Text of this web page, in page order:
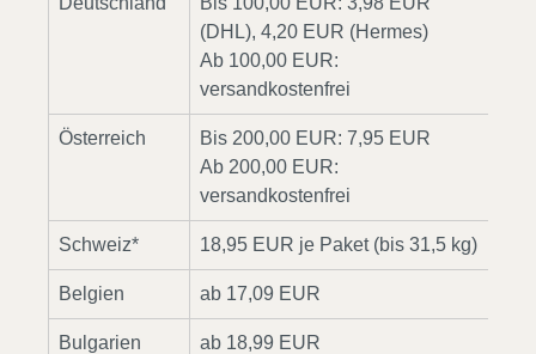
(DHL), 4,20 EUR (Hermes)
Ab 100,00 EUR:
versandkostenfrei
Österreich
Bis 200,00 EUR: 7,95 EUR
Ab 200,00 EUR:
versandkostenfrei
Schweiz* 18,95 EUR je Paket (bis 31,5 kg)
Belgien ab 17,09 EUR
Bulgarien ab 18,99 EUR